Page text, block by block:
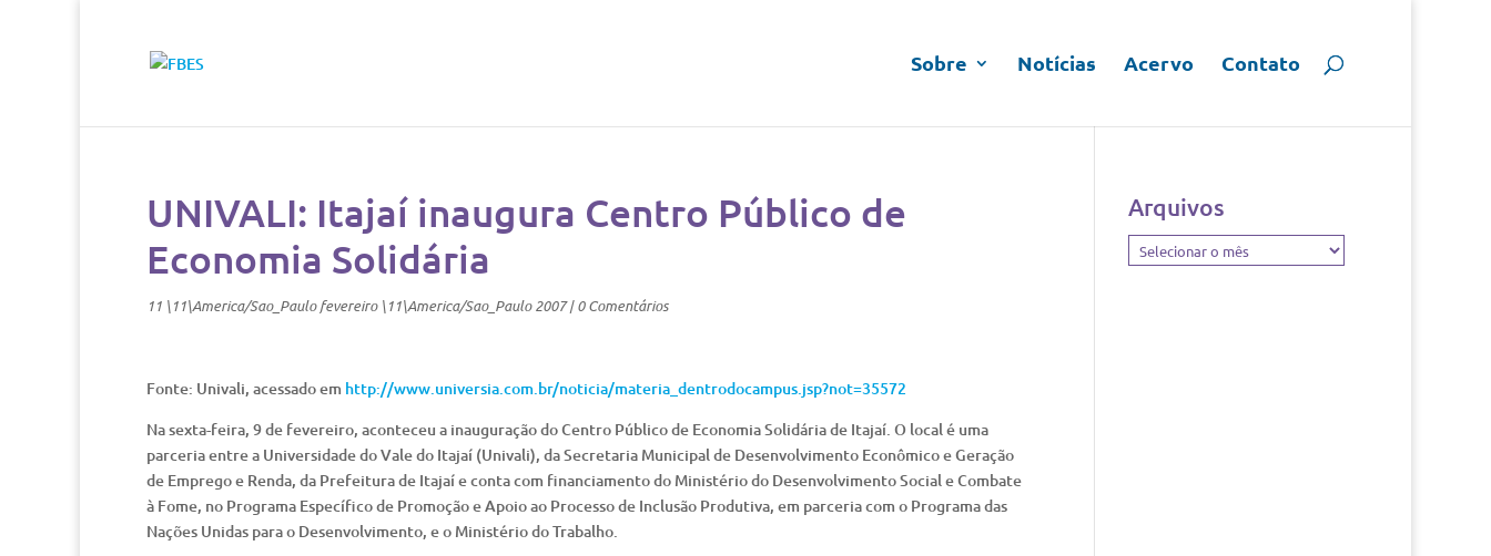
Sobre Notícias Acervo Contato
UNIVALI: Itajaí inaugura Centro Público de
Economia Solidária
11 \11\America/Sao_Paulo fevereiro \11\America/Sao_Paulo 2007|0 Comentários
Fonte: Univali, acessado em http://www.universia.com.br/noticia/materia_dentrodocampus.jsp?not=35572
Na sexta-feira, 9 de fevereiro, aconteceu a inauguração do Centro Público de Economia Solidária de Itajaí. O local é uma
parceria entre a Universidade do Vale do Itajaí (Univali), da Secretaria Municipal de Desenvolvimento Econômico e Geração
de Emprego e Renda, da Prefeitura de Itajaí e conta com financiamento do Ministério do Desenvolvimento Social e Combate
à Fome, no Programa Específico de Promoção e Apoio ao Processo de Inclusão Produtiva, em parceria com o Programa das
Nações Unidas para o Desenvolvimento, e o Ministério do Trabalho.
Arquivos
Arquivos